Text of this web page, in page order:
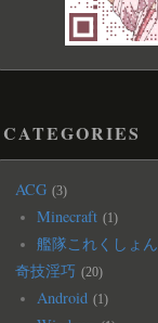
CATEGORIES
ACG 3
Minecraft 1
艦隊これくしょん
奇技淫巧 20
Android 1